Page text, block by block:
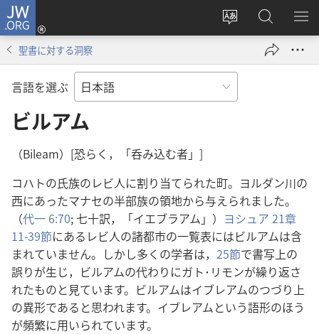
JW.ORG
サ
ト
の
言
る
ロ
グ
ン
し
開
く）
JW.ORG
の
検
メ
を
聖書に対する洞察
言語を選ぶ
ビルアム
（Bileam）[恐らく，「呑み込む者」]
コハトの氏族のレビ人に割り当てられた町。ヨルダン川の
西にあったマナセの半部族の領地から与えられました。
（代一 6:70; 七十訳，「イエブラアム」） ヨシュア 21章
11-39節にあるレビ人の諸都市の一覧表にはビルアムは含
まれていません。しかし多くの学者は， 25節で書写上の
誤りが生じ，ビルアムの代わりにガト･リモンが繰り返さ
れたものと見ています。ビルアムはイブレアムのつづり上
の異形であると思われます。イブレアムという語形のほう
が頻繁に用いられています。